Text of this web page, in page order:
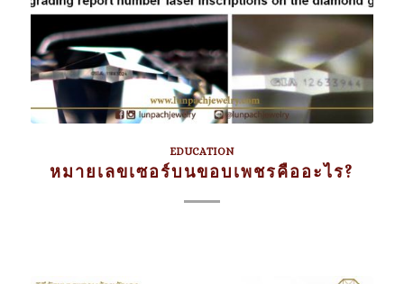
EDUCATION
หมายเลขเซอร์บนขอบเพชรคืออะไร?